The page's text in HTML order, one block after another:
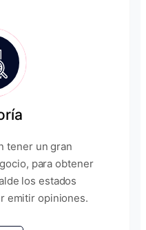
tener un gran
para obtener
los estados
emitir opiniones.